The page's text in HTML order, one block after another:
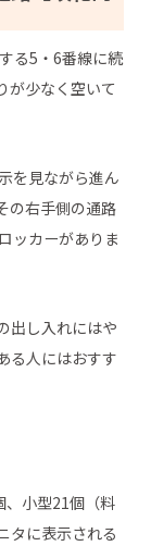
る5・6番線に続
が少なく空いて
を見ながら進ん
の右手側の通路
ッカーがありま
出し入れにはや
る人にはおすす
、小型21個（料
タに表示される